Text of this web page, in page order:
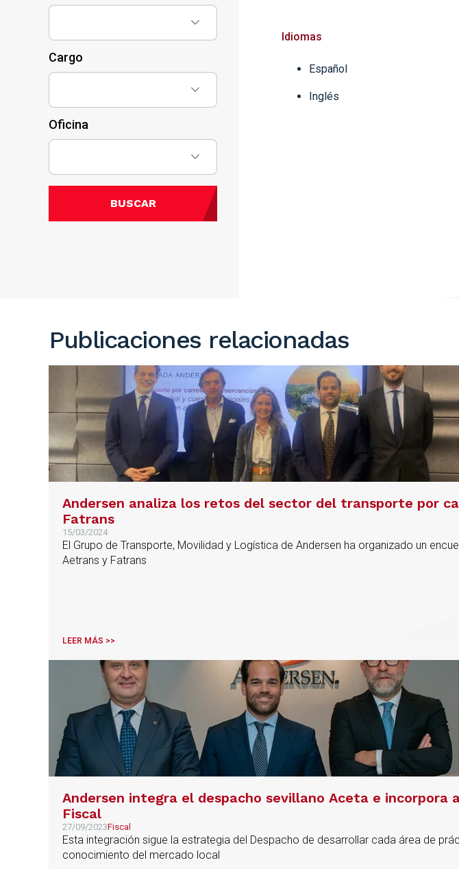
Cargo
Oficina
BUSCAR
Idiomas
Español
Inglés
Publicaciones relacionadas
Andersen analiza los retos del sector del transporte por
Fatrans
15/03/2024
El Grupo de Transporte, Movilidad y Logística de Andersen ha organizado un
Aetrans y Fatrans
LEER MÁS >>
Andersen integra el despacho sevillano Aceta e incorpora
Fiscal
27/09/2023Fiscal
Esta integración sigue la estrategia del Despacho de desarrollar cada área de
conocimiento del mercado local